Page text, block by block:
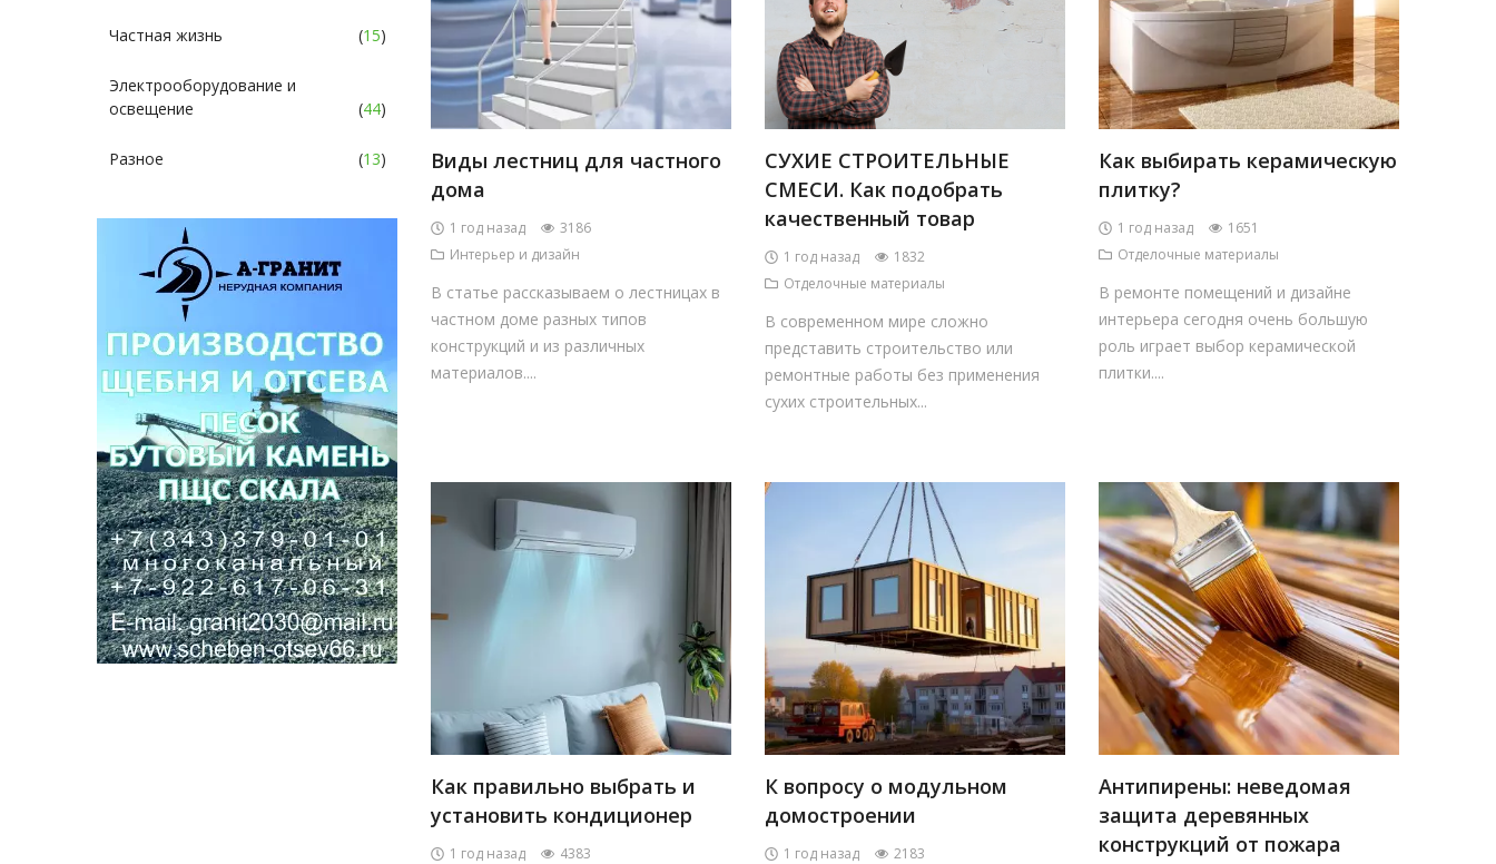
Частная жизнь (15)
Электрооборудование и
освещение
(44)
Разное (13)
Виды лестниц для частного
дома
1 год назад
3186
Интерьер и дизайн
В статье рассказываем о лестницах в
частном доме разных типов
конструкций и из различных
материалов....
СУХИЕ СТРОИТЕЛЬНЫЕ
СМЕСИ. Как подобрать
качественный товар
1 год назад
1832
Отделочные материалы
В современном мире сложно
представить строительство или
ремонтные работы без применения
сухих строительных...
Как выбирать керамическую
плитку?
1 год назад
1651
Отделочные материалы
В ремонте помещений и дизайне
интерьера сегодня очень большую
роль играет выбор керамической
плитки....
Как правильно выбрать и
установить кондиционер
1 год назад
4383
К вопросу о модульном
домостроении
1 год назад
2183
Антипирены: неведомая
защита деревянных
конструкций от пожара